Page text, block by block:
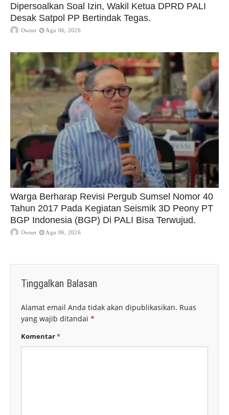
Dipersoalkan Soal Izin, Wakil Ketua DPRD PALI
Desak Satpol PP Bertindak Tegas.
Owner Agu 06, 2026
Warga Berharap Revisi Pergub Sumsel Nomor 40
Tahun 2017 Pada Kegiatan Seismik 3D Peony PT
BGP Indonesia (BGP) Di PALI Bisa Terwujud.
Owner Agu 06, 2026
Tinggalkan Balasan
Alamat email Anda tidak akan dipublikasikan. Ruas
yang wajib ditandai *
Komentar*